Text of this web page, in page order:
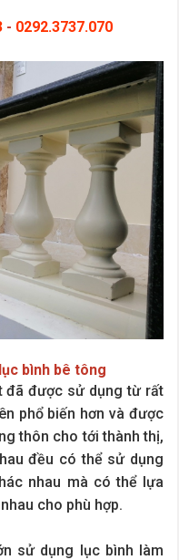
- 0292.3737.070
bình bê tông
đã được sử dụng từ rất
phổ biến hơn và được
thôn cho tới thành thị,
đều có thể sử dụng
nhau mà có thể lựa
cho phù hợp.
sử dụng lục bình làm